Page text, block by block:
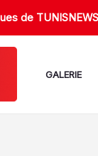
de TUNISNEWS
GALERIE